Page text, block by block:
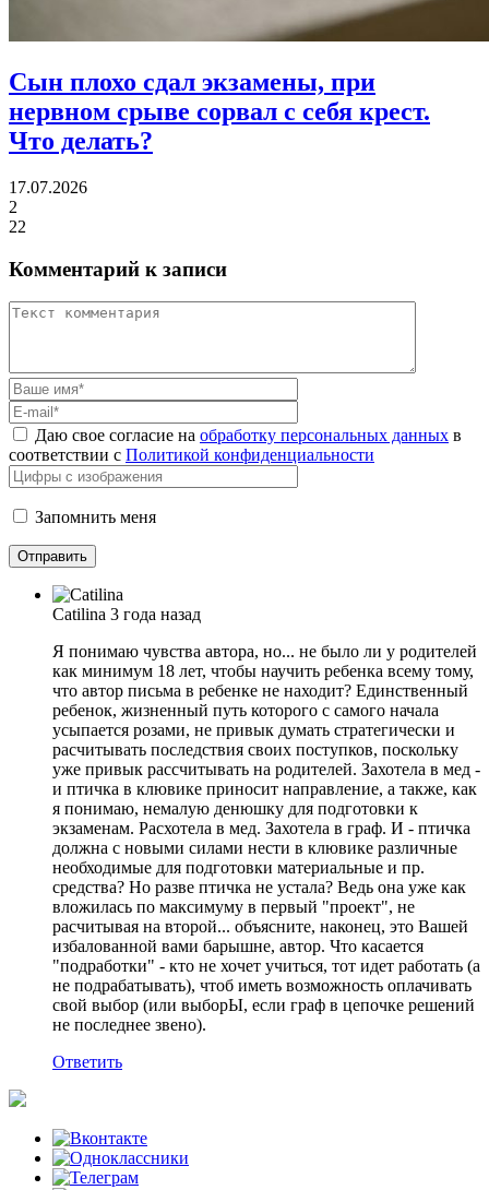
Сын плохо сдал экзамены, при
нервном срыве сорвал с себя крест.
Что делать?
17.07.2026
2
22
Комментарий к записи
Даю свое согласие на обработку персональных данных в
соответствии с Политикой конфиденциальности
Запомнить меня
Catilina 3 года назад
Я понимаю чувства автора, но... не было ли у родителей
как минимум 18 лет, чтобы научить ребенка всему тому,
что автор письма в ребенке не находит? Единственный
ребенок, жизненный путь которого с самого начала
усыпается розами, не привык думать стратегически и
расчитывать последствия своих поступков, поскольку
уже привык рассчитывать на родителей. Захотела в мед -
и птичка в клювике приносит направление, а также, как
я понимаю, немалую денюшку для подготовки к
экзаменам. Расхотела в мед. Захотела в граф. И - птичка
должна с новыми силами нести в клювике различные
необходимые для подготовки материальные и пр.
средства? Но разве птичка не устала? Ведь она уже как
вложилась по максимуму в первый "проект", не
расчитывая на второй... объясните, наконец, это Вашей
избалованной вами барышне, автор. Что касается
"подработки" - кто не хочет учиться, тот идет работать (а
не подрабатывать), чтоб иметь возможность оплачивать
свой выбор (или выборЫ, если граф в цепочке решений
не последнее звено).
Ответить